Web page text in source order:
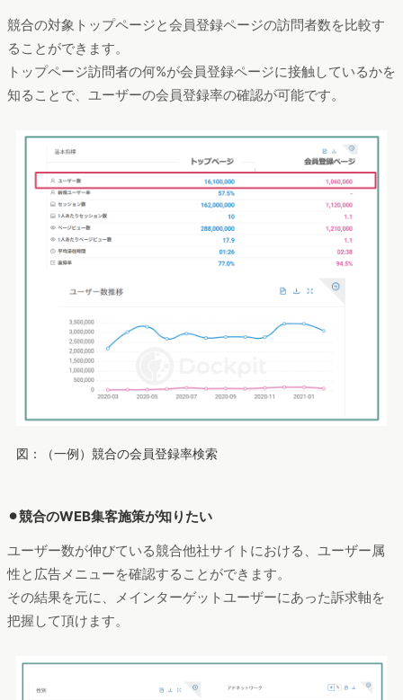
競合の対象トップページと会員登録ページの訪問者数を比較す
ることができます。
トップページ訪問者の何%が会員登録ページに接触しているかを
知ることで、ユーザーの会員登録率の確認が可能です。
図：（一例）競合の会員登録率検索
⚫︎競合のWEB集客施策が知りたい
ユーザー数が伸びている競合他社サイトにおける、ユーザー属
性と広告メニューを確認することができます。
その結果を元に、メインターゲットユーザーにあった訴求軸を
把握して頂けます。